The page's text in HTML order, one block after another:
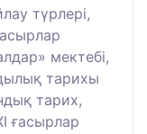
түрлері,
мектебі,
тарихы
тарих,
ғасырлар